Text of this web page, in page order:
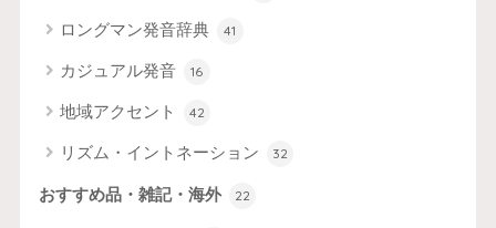
ロングマン発音辞典 41
カジュアル発音 16
地域アクセント 42
リズム・イントネーション 32
おすすめ品・雑記・海外 22